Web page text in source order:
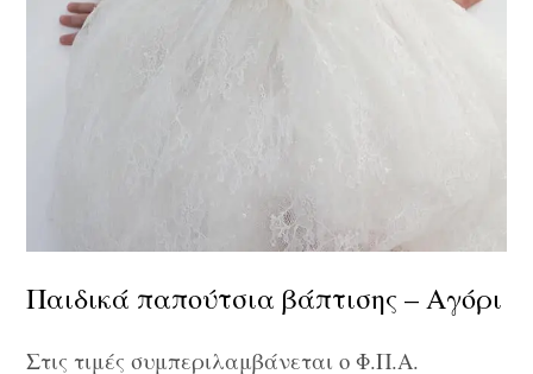
Παιδικά παπούτσια βάπτισης – Αγόρι
Στις τιμές συμπεριλαμβάνεται ο Φ.Π.Α.